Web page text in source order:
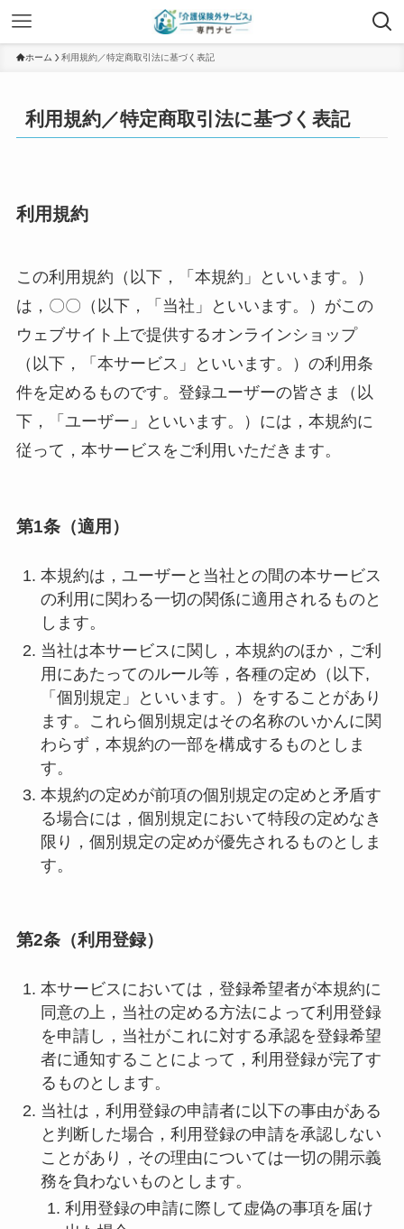
ホーム 利用規約／特定商取引法に基づく表記
利用規約／特定商取引法に基づく表記
利用規約
この利用規約（以下，「本規約」といいます。）
は，〇〇（以下，「当社」といいます。）がこの
ウェブサイト上で提供するオンラインショップ
（以下，「本サービス」といいます。）の利用条
件を定めるものです。登録ユーザーの皆さま（以
下，「ユーザー」といいます。）には，本規約に
従って，本サービスをご利用いただきます。
第1条（適用）
本規約は，ユーザーと当社との間の本サービス
の利用に関わる一切の関係に適用されるものと
します。
当社は本サービスに関し，本規約のほか，ご利
用にあたってのルール等，各種の定め（以下,
「個別規定」といいます。）をすることがあり
ます。これら個別規定はその名称のいかんに関
わらず，本規約の一部を構成するものとしま
す。
本規約の定めが前項の個別規定の定めと矛盾す
る場合には，個別規定において特段の定めなき
限り，個別規定の定めが優先されるものとしま
す。
第2条（利用登録）
本サービスにおいては，登録希望者が本規約に
同意の上，当社の定める方法によって利用登録
を申請し，当社がこれに対する承認を登録希望
者に通知することによって，利用登録が完了す
るものとします。
当社は，利用登録の申請者に以下の事由がある
と判断した場合，利用登録の申請を承認しない
ことがあり，その理由については一切の開示義
務を負わないものとします。
利用登録の申請に際して虚偽の事項を届け